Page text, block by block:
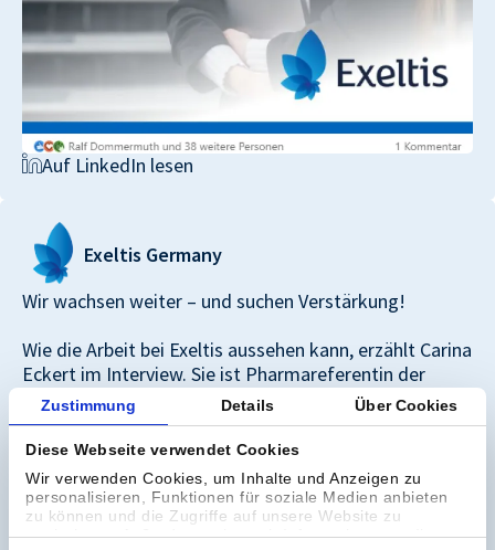
Zustimmung Details Über Cookies
Diese Webseite verwendet Cookies
Wir verwenden Cookies, um Inhalte und Anzeigen zu
personalisieren, Funktionen für soziale Medien anbieten
zu können und die Zugriffe auf unsere Website zu
analysieren. Außerdem geben wir Informationen zu Ihrer
Auf LinkedIn lesen
Exeltis Germany
Wir wachsen weiter – und suchen Verstärkung!
Wie die Arbeit bei Exeltis aussehen kann, erzählt Carina
Eckert im Interview. Sie ist Pharmareferentin der
ersten Stunde. Im Interview spricht sie über eine
familiäre Unternehmenskultur, die in
Pharmaunternehmen selten geworden ist.
Mit Leidenschaft setzt sie sich für die Bedürfnisse
ihrer Kundinnen und Kunden ein und ist dankbar für
einen Arbeitgeber, der Vertrauen und Zusammenarbeit